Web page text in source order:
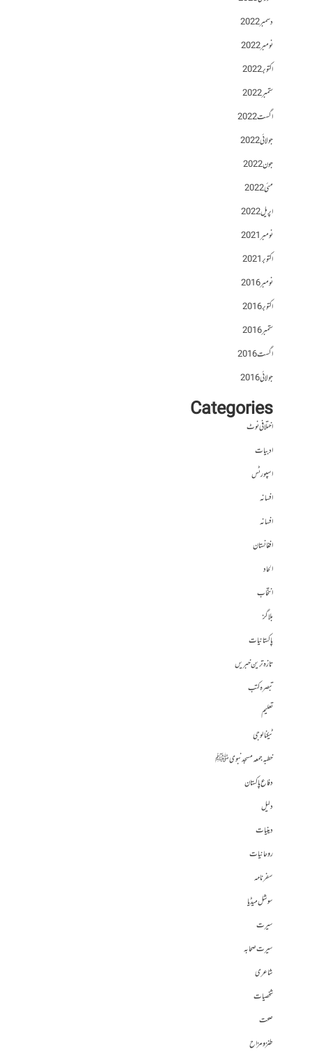
دسمبر 2022
نومبر 2022
اکتوبر 2022
ستمبر 2022
اگست 2022
جولائی 2022
جون 2022
مئی 2022
اپریل 2022
نومبر 2021
اکتوبر 2021
نومبر 2016
اکتوبر 2016
ستمبر 2016
اگست 2016
جولائی 2016
Categories
اختلافی نوٹ
ادبیات
اسپورٹس
افسانہ
افسانہ
افغانستان
الحاد
انتخاب
بلاگز
پاکستانیات
تازہ ترین خبریں
تبصرہ کتب
تعلیم
ٹیکنالوجی
خطبہ جمعہ مسجد نبوی ﷺ
دفاع پاکستان
دلیل
دینیات
روحانیات
سفرنامہ
سوشل میڈیا
سیرت
سیرت صحابہ
شاعری
شخصیات
صحت
طنز و مزاح